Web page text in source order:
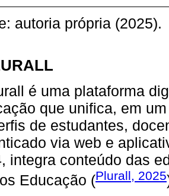
autoria própria (2025).
é uma plataforma
que unifica, em
de estudantes,
via web e
integra conteúdo das
Educação (Plurall, 2025